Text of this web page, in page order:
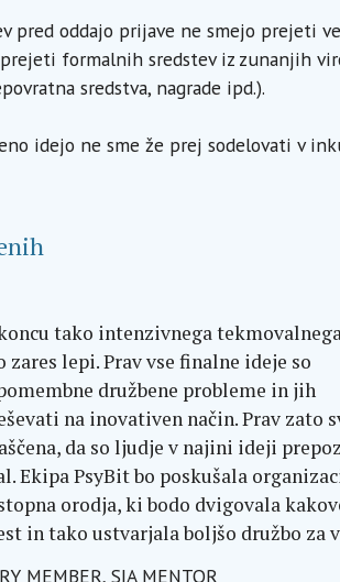
pred oddajo prijave ne smejo prejeti
formalnih sredstev iz zunanjih
sredstva, nagrade ipd.).
idejo ne sme že prej sodelovati v
tako intenzivnega
zares lepi. Prav vse finalne ideje so
družbene probleme in jih
na inovativen način. Prav zato
da so ljudje v najini ideji
Ekipa PsyBit bo poskušala
orodja, ki bodo dvigovala
in tako ustvarjala boljšo družbo za
MEMBER, SIA MENTOR